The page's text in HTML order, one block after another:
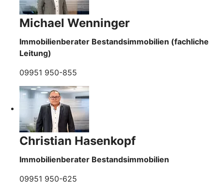
Michael Wenninger
Immobilienberater Bestandsimmobilien (fachliche
Leitung)
09951 950-855
Christian Hasenkopf
Immobilienberater Bestandsimmobilien
09951 950-625